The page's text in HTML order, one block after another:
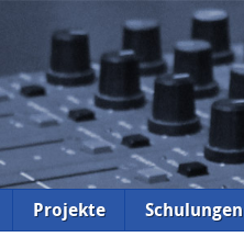
Projekte Schulungen